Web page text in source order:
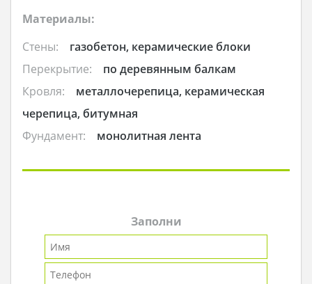
Материалы:
Стены:
газобетон, керамические блоки
Перекрытие:
по деревянным балкам
Кровля:
металлочерепица, керамическая
черепица, битумная
Фундамент:
монолитная лента
Заполни